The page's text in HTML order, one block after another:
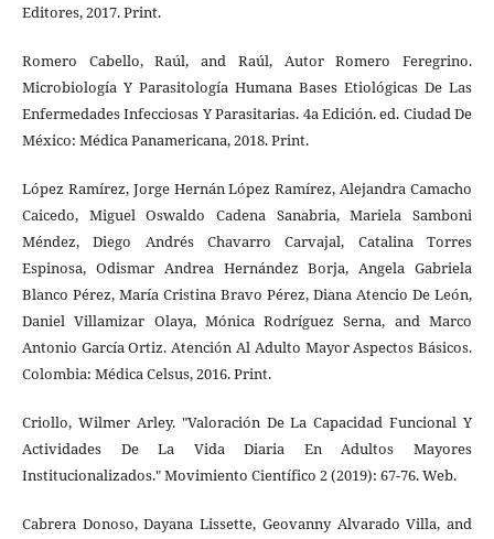
Editores, 2017. Print.
Romero Cabello, Raúl, and Raúl, Autor Romero Feregrino.
Microbiología Y Parasitología Humana Bases Etiológicas De Las
Enfermedades Infecciosas Y Parasitarias. 4a Edición. ed. Ciudad De
México: Médica Panamericana, 2018. Print.
López Ramírez, Jorge Hernán López Ramírez, Alejandra Camacho
Caicedo, Miguel Oswaldo Cadena Sanabria, Mariela Samboni
Méndez, Diego Andrés Chavarro Carvajal, Catalina Torres
Espinosa, Odismar Andrea Hernández Borja, Angela Gabriela
Blanco Pérez, María Cristina Bravo Pérez, Diana Atencio De León,
Daniel Villamizar Olaya, Mónica Rodríguez Serna, and Marco
Antonio García Ortiz. Atención Al Adulto Mayor Aspectos Básicos.
Colombia: Médica Celsus, 2016. Print.
Criollo, Wilmer Arley. "Valoración De La Capacidad Funcional Y
Actividades De La Vida Diaria En Adultos Mayores
Institucionalizados." Movimiento Científico 2 (2019): 67-76. Web.
Cabrera Donoso, Dayana Lissette, Geovanny Alvarado Villa, and